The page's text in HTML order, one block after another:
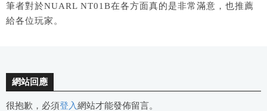
筆者對於NUARL NT01B在各方面真的是非常滿意，也推薦
給各位玩家。
網站回應
很抱歉，必須登入網站才能發佈留言。